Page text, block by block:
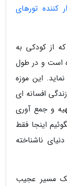
کننده تورهای
از کودکی به
است و در طول
این موزه
افسانه ای
و جمع آوری
اینجا فقط
ناشناخته
مسیر عجیب